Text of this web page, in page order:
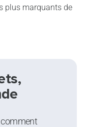
plus marquants de
comment